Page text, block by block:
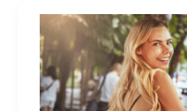
如何利用Google我的商家提升香港品牌的網絡曝光及轉換率？